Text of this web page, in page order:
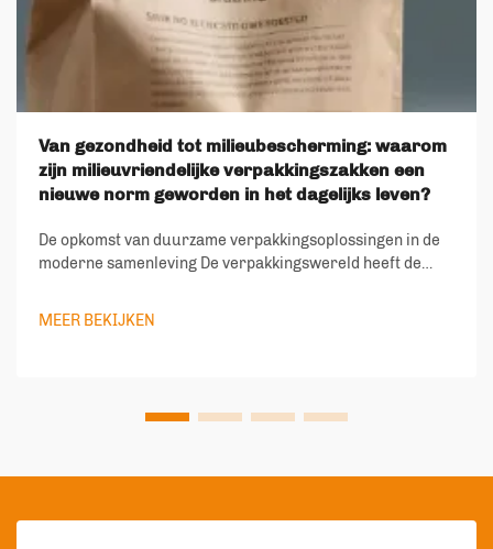
Van gezondheid tot milieubescherming: waarom
zijn milieuvriendelijke verpakkingszakken een
nieuwe norm geworden in het dagelijks leven?
De opkomst van duurzame verpakkingsoplossingen in de
moderne samenleving De verpakkingswereld heeft de
doorgemaakt, waarbij milieuvriendelijke
MEER BEKIJKEN